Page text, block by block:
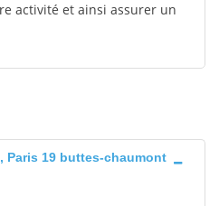
activité et ainsi assurer un
Paris 19 buttes-chaumont